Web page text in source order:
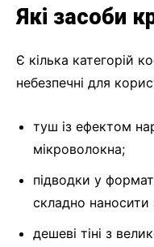
Які засоби
Є кілька категорій
небезпечні для
туш із ефектом
мікроволокна;
підводки у
складно наносити
дешеві тіні з